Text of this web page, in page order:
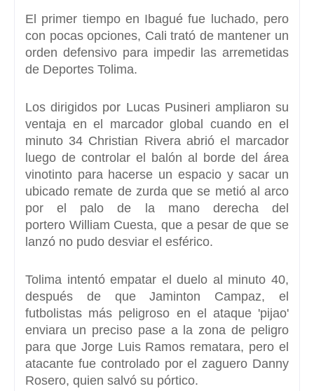
El primer tiempo en Ibaguéfue luchado, pero
con pocas opciones, Calitrató de mantener un
orden defensivo para impedir las arremetidas
de Deportes Tolima.
Los dirigidos por Lucas Pusineri ampliaron su
ventaja en el marcador global cuando en el
minuto 34 Christian Rivera abrió el marcador
luego de controlar el balón al borde del área
vinotinto para hacerse un espacio y sacar un
ubicado remate de zurda que se metió al arco
por el palo de la mano derecha del
portero William Cuesta, que a pesar de que se
lanzó no pudo desviar el esférico.
Tolima intentó empatar el duelo al minuto 40,
después de queJaminton Campaz, el
futbolistas más peligroso en el ataque 'pijao'
enviara un preciso pase a la zona de peligro
para queJorge Luis Ramos rematara, pero el
atacante fue controlado por el zaguero Danny
Rosero, quien salvó su pórtico.